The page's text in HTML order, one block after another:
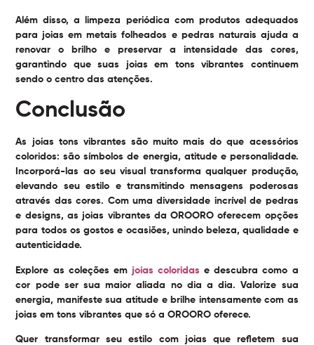
Além disso, a limpeza periódica com produtos adequados
para joias em metais folheados e pedras naturais ajuda a
renovar o brilho e preservar a intensidade das cores,
garantindo que suas joias em tons vibrantes continuem
sendo o centro das atenções.
Conclusão
As joias tons vibrantes são muito mais do que acessórios
coloridos: são símbolos de energia, atitude e personalidade.
Incorporá-las ao seu visual transforma qualquer produção,
elevando seu estilo e transmitindo mensagens poderosas
através das cores. Com uma diversidade incrível de pedras
e designs, as joias vibrantes da OROORO oferecem opções
para todos os gostos e ocasiões, unindo beleza, qualidade e
autenticidade.
Explore as coleções em joias coloridas e descubra como a
cor pode ser sua maior aliada no dia a dia. Valorize sua
energia, manifeste sua atitude e brilhe intensamente com as
joias em tons vibrantes que só a OROORO oferece.
Quer transformar seu estilo com joias que refletem sua